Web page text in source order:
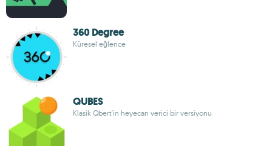
360 Degree
Küresel eğlence
QUBES
Klasik Qbert'in heyecan verici bir versiyonu